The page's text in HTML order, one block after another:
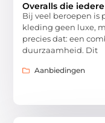
Overalls die
Bij veel beroepen is
kleding geen luxe,
precies dat: een
duurzaamheid. Dit
Aanbiedingen